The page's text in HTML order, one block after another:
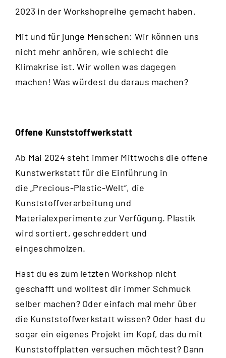
2023 in der Workshopreihe gemacht haben.
Mit und für junge Menschen: Wir können uns
nicht mehr anhören, wie schlecht die
Klimakrise ist. Wir wollen was dagegen
machen! Was würdest du daraus machen?
Offene Kunststoffwerkstatt
Ab Mai 2024 steht immer Mittwochs die offene
Kunstwerkstatt für die Einführung in
die „Precious-Plastic-Welt“, die
Kunststoffverarbeitung und
Materialexperimente zur Verfügung. Plastik
wird sortiert, geschreddert und
eingeschmolzen.
Hast du es zum letzten Workshop nicht
geschafft und wolltest dir immer Schmuck
selber machen? Oder einfach mal mehr über
die Kunststoffwerkstatt wissen? Oder hast du
sogar ein eigenes Projekt im Kopf, das du mit
Kunststoffplatten versuchen möchtest? Dann